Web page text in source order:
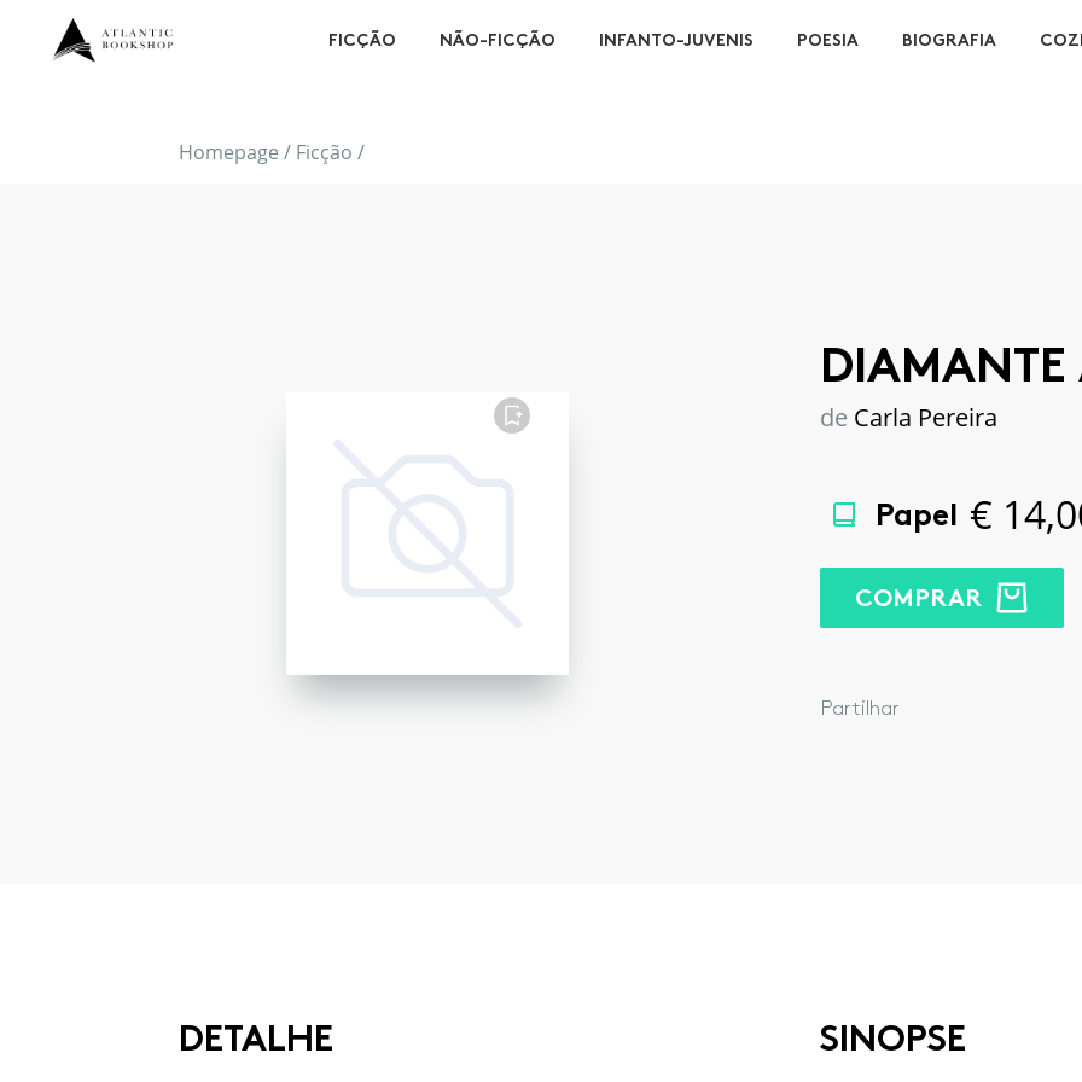
FICÇÃO NÃO-FICÇÃO INFANTO-JUVENIS POESIA BIOGRAFIA
Homepage / Ficção /
FAVORITO de Carla Pereira
Papel €
COMPRAR
Partilhar
DETALHE SINOPSE